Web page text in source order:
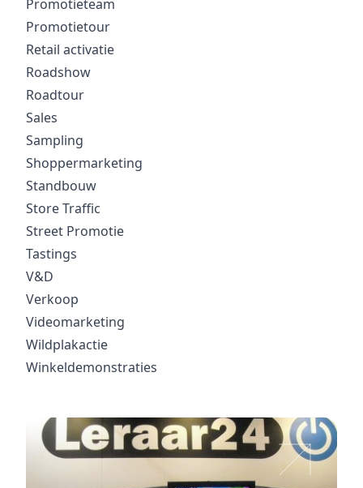
Promotieteam
Promotietour
Retail activatie
Roadshow
Roadtour
Sales
Sampling
Shoppermarketing
Standbouw
Store Traffic
Street Promotie
Tastings
V&D
Verkoop
Videomarketing
Wildplakactie
Winkeldemonstraties